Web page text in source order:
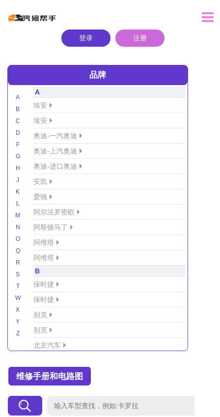
登录 注册
品牌
A
B
C
D
F
G
H
J
K
L
M
N
O
Q
R
S
T
W
X
Y
Z
A
埃安
埃安
奥迪-一汽奥迪
奥迪-上汽奥迪
奥迪-进口奥迪
安凯
爱驰
阿尔法罗密欧
阿斯顿马丁
阿维塔
阿维塔
B
保时捷
保时捷
别克
别克
北京汽车
北京越野车
北汽制造
维修手册和电路图